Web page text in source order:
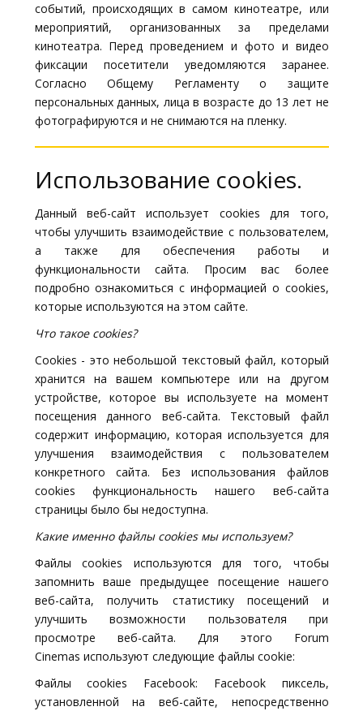
событий, происходящих в самом кинотеатре, или
мероприятий, организованных за пределами
кинотеатра. Перед проведением и фото и видео
фиксации посетители уведомляются заранее.
Согласно Общему Регламенту о защите
персональных данных, лица в возрасте до 13 лет не
фотографируются и не снимаются на пленку.
Использование cookies.
Данный веб-сайт использует cookies для того,
чтобы улучшить взаимодействие с пользователем,
а также для обеспечения работы и
функциональности сайта. Просим вас более
подробно ознакомиться с информацией о cookies,
которые используются на этом сайте.
Что такое cookies?
Cookies - это небольшой текстовый файл, который
хранится на вашем компьютере или на другом
устройстве, которое вы используете на момент
посещения данного веб-сайта. Текстовый файл
содержит информацию, которая используется для
улучшения взаимодействия с пользователем
конкретного сайта. Без использования файлов
cookies функциональность нашего веб-сайта
страницы было бы недоступна.
Какие именно файлы cookies мы используем?
Файлы cookies используются для того, чтобы
запомнить ваше предыдущее посещение нашего
веб-сайта, получить статистику посещений и
улучшить возможности пользователя при
просмотре веб-сайта. Для этого Forum
Cinemas используют следующие файлы cookie:
Файлы cookies Facebook: Facebook пиксель,
установленной на веб-сайте, непосредственно